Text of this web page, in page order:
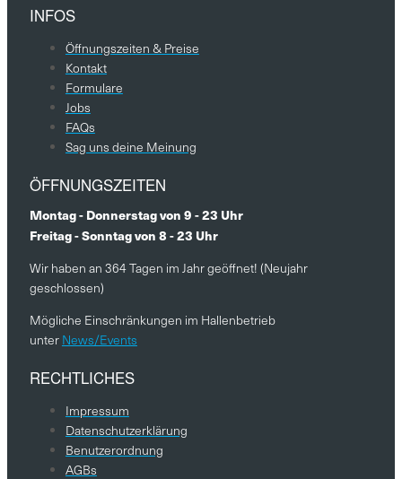
INFOS
Öffnungszeiten & Preise
Kontakt
Formulare
Jobs
FAQs
Sag uns deine Meinung
ÖFFNUNGSZEITEN
Montag - Donnerstag von 9 - 23 Uhr
Freitag - Sonntag von 8 - 23 Uhr
Wir haben an 364 Tagen im Jahr geöffnet! (Neujahr
geschlossen)
Mögliche Einschränkungen im Hallenbetrieb
unter News/Events
RECHTLICHES
Impressum
Datenschutzerklärung
Benutzerordnung
AGBs